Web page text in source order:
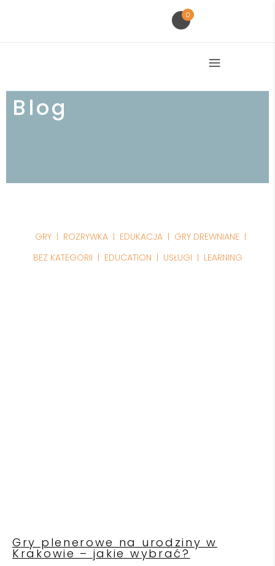
0
Blog
GRY ROZRYWKA EDUKACJA
GRY DREWNIANE
BEZ KATEGORII
EDUCATION USŁUGI LEARNING
Gry plenerowe na urodziny w
Krakowie – jakie wybrać?